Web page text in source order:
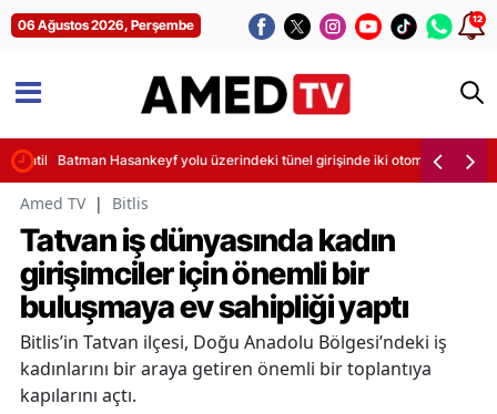
06 Ağustos 2026, Perşembe 12
başladı
Batman Hasankeyf yolu üzerindeki tünel girişinde iki otomobil çarpıştı
Amed TV | Bitlis
Tatvan iş dünyasında kadın
girişimciler için önemli bir
buluşmaya ev sahipliği yaptı
Bitlis’in Tatvan ilçesi, Doğu Anadolu Bölgesi’ndeki iş
kadınlarını bir araya getiren önemli bir toplantıya
kapılarını açtı.